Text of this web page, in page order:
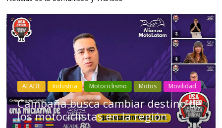
Industria Movilidad Transporte Varios
Choferes profesionales mantienen a
Ecuador en movimiento